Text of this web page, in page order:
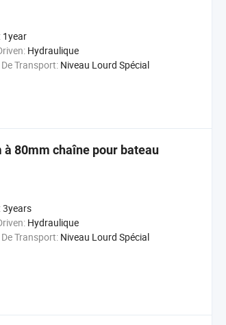
1year
Hydraulique
Transport: Niveau Lourd Spécial
80mm chaîne pour bateau
3years
Hydraulique
Transport: Niveau Lourd Spécial